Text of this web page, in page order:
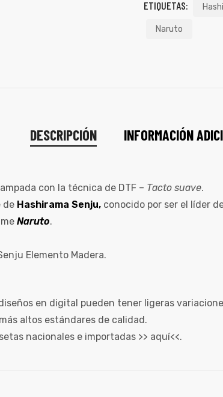
ETIQUETAS:
Naruto
DESCRIPCIÓN INFORMACIÓN
con la técnica de DTF – Tacto suave.
de Hashirama Senju, conocido por ser el líder
Naruto.
Elemento Madera.
en digital pueden tener ligeras
altos estándares de calidad.
nacionales e importadas >> aquí<<.